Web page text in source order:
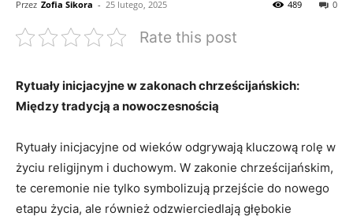
Przez Zofia Sikora - 25 lutego, 2025 0
489
Rate this post
Rytuały inicjacyjne w zakonach chrześcijańskich:
Między tradycją a nowoczesnością
Rytuały⁣ inicjacyjne od wieków odgrywają kluczową rolę w
życiu religijnym i duchowym. W zakonie chrześcijańskim,
te ceremonie ⁢nie tylko symbolizują przejście do nowego
etapu​ życia, ale również odzwierciedlają głębokie